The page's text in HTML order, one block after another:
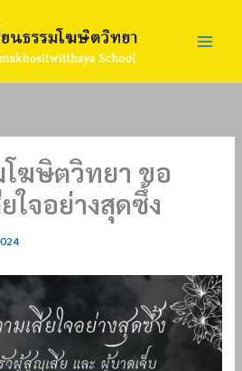
โฆษิตวิทยา ขอ
ใจอย่างสุดซึ้ง